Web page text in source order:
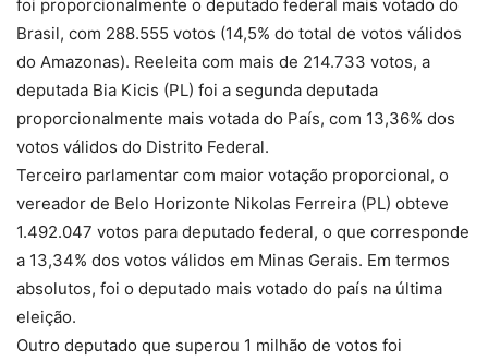
foi proporcionalmente o deputado federal mais votado do
Brasil, com 288.555 votos (14,5% do total de votos válidos
do Amazonas). Reeleita com mais de 214.733 votos, a
deputada Bia Kicis (PL) foi a segunda deputada
proporcionalmente mais votada do País, com 13,36% dos
votos válidos do Distrito Federal.
Terceiro parlamentar com maior votação proporcional, o
vereador de Belo Horizonte Nikolas Ferreira (PL) obteve
1.492.047 votos para deputado federal, o que corresponde
a 13,34% dos votos válidos em Minas Gerais. Em termos
absolutos, foi o deputado mais votado do país na última
eleição.
Outro deputado que superou 1 milhão de votos foi